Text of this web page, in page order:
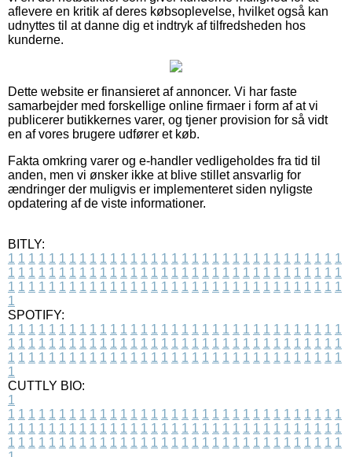
aflevere en kritik af deres købsoplevelse, hvilket også kan
udnyttes til at danne dig et indtryk af tilfredsheden hos
kunderne.
Dette website er finansieret af annoncer. Vi har faste
samarbejder med forskellige online firmaer i form af at vi
publicerer butikkernes varer, og tjener provision for så vidt
en af vores brugere udfører et køb.
Fakta omkring varer og e-handler vedligeholdes fra tid til
anden, men vi ønsker ikke at blive stillet ansvarlig for
ændringer der muligvis er implementeret siden nyligste
opdatering af de viste informationer.
BITLY:
1 1 1 1 1 1 1 1 1 1 1 1 1 1 1 1 1 1 1 1 1 1 1 1 1 1 1 1 1 1 1 1 1
1 1 1 1 1 1 1 1 1 1 1 1 1 1 1 1 1 1 1 1 1 1 1 1 1 1 1 1 1 1 1 1 1
1 1 1 1 1 1 1 1 1 1 1 1 1 1 1 1 1 1 1 1 1 1 1 1 1 1 1 1 1 1 1 1 1
1
SPOTIFY:
1 1 1 1 1 1 1 1 1 1 1 1 1 1 1 1 1 1 1 1 1 1 1 1 1 1 1 1 1 1 1 1 1
1 1 1 1 1 1 1 1 1 1 1 1 1 1 1 1 1 1 1 1 1 1 1 1 1 1 1 1 1 1 1 1 1
1 1 1 1 1 1 1 1 1 1 1 1 1 1 1 1 1 1 1 1 1 1 1 1 1 1 1 1 1 1 1 1 1
1
CUTTLY BIO:
1
1 1 1 1 1 1 1 1 1 1 1 1 1 1 1 1 1 1 1 1 1 1 1 1 1 1 1 1 1 1 1 1 1
1 1 1 1 1 1 1 1 1 1 1 1 1 1 1 1 1 1 1 1 1 1 1 1 1 1 1 1 1 1 1 1 1
1 1 1 1 1 1 1 1 1 1 1 1 1 1 1 1 1 1 1 1 1 1 1 1 1 1 1 1 1 1 1 1 1